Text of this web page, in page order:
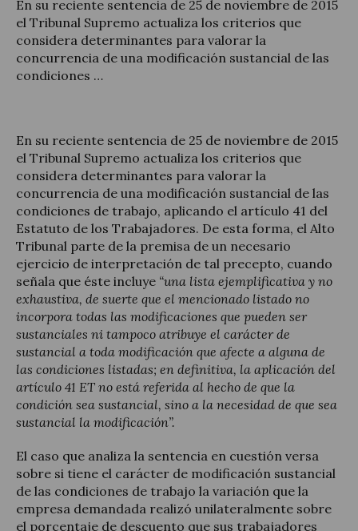
Notícias y artículos
En su reciente sentencia de 25 de noviembre de 2015
el Tribunal Supremo actualiza los criterios que
considera determinantes para valorar la
concurrencia de una modificación sustancial de las
condiciones …
En su reciente sentencia de 25 de noviembre de 2015
el Tribunal Supremo actualiza los criterios que
considera determinantes para valorar la
concurrencia de una modificación sustancial de las
condiciones de trabajo, aplicando el artículo 41 del
Estatuto de los Trabajadores. De esta forma, el Alto
Tribunal parte de la premisa de un necesario
ejercicio de interpretación de tal precepto, cuando
señala que éste incluye “una lista ejemplificativa y no
exhaustiva, de suerte que el mencionado listado no
incorpora todas las modificaciones que pueden ser
sustanciales ni tampoco atribuye el carácter de
sustancial a toda modificación que afecte a alguna de
las condiciones listadas; en definitiva, la aplicación del
artículo 41 ET no está referida al hecho de que la
condición sea sustancial, sino a la necesidad de que sea
sustancial la modificación”.
El caso que analiza la sentencia en cuestión versa
sobre si tiene el carácter de modificación sustancial
de las condiciones de trabajo la variación que la
empresa demandada realizó unilateralmente sobre
el porcentaje de descuento que sus trabajadores